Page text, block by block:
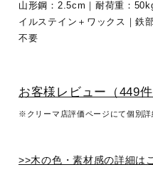
山形鋼：2.5cm｜耐荷重：
イルステイン＋ワックス｜鉄
不要
お客様レビュー（449件
※クリーマ店評価ページにて個別詳
>>木の色・素材感の詳細は